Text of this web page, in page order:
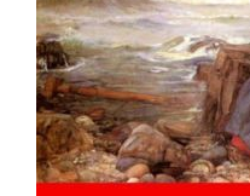
AJOUTER AU PANIER